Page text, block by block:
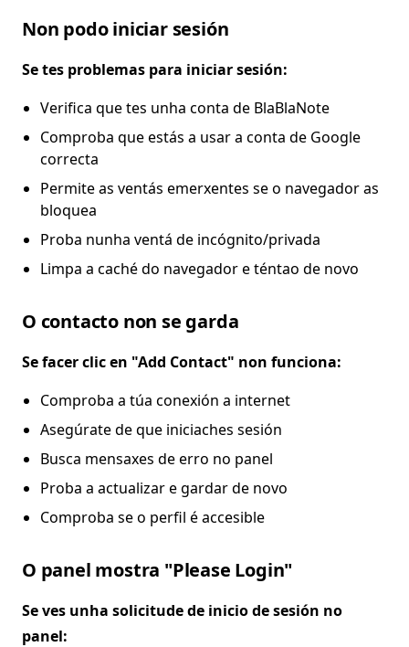
Non podo iniciar sesión
Se tes problemas para iniciar sesión:
Verifica que tes unha conta de BlaBlaNote
Comproba que estás a usar a conta de Google
correcta
Permite as ventás emerxentes se o navegador as
bloquea
Proba nunha ventá de incógnito/privada
Limpa a caché do navegador e téntao de novo
O contacto non se garda
Se facer clic en "Add Contact" non funciona:
Comproba a túa conexión a internet
Asegúrate de que iniciaches sesión
Busca mensaxes de erro no panel
Proba a actualizar e gardar de novo
Comproba se o perfil é accesible
O panel mostra "Please Login"
Se ves unha solicitude de inicio de sesión no
panel: